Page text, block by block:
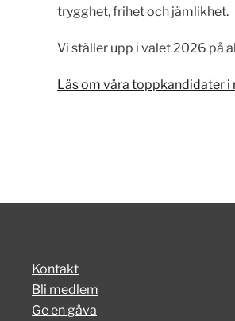
trygghet, frihet och jämlikhet.
Vi ställer upp i valet 2026 på
Läs om våra toppkandidater i
Kontakt
Bli medlem
Ge en gåva